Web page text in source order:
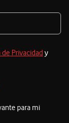
de Privacidad y
para mi